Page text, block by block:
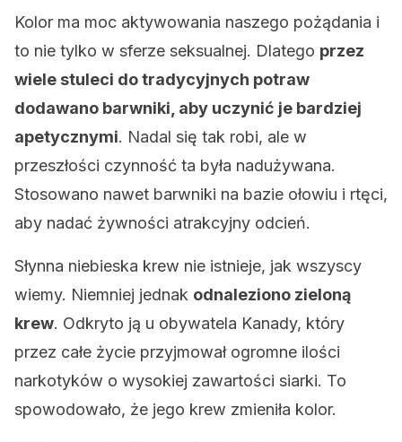
Kolor ma moc aktywowania naszego pożądania i
to nie tylko w sferze seksualnej. Dlatego przez
wiele stuleci do tradycyjnych potraw
dodawano barwniki, aby uczynić je bardziej
apetycznymi. Nadal się tak robi, ale w
przeszłości czynność ta była nadużywana.
Stosowano nawet barwniki na bazie ołowiu i rtęci,
aby nadać żywności atrakcyjny odcień.
Słynna niebieska krew nie istnieje, jak wszyscy
wiemy. Niemniej jednak odnaleziono zieloną
krew. Odkryto ją u obywatela Kanady, który
przez całe życie przyjmował ogromne ilości
narkotyków o wysokiej zawartości siarki. To
spowodowało, że jego krew zmieniła kolor.